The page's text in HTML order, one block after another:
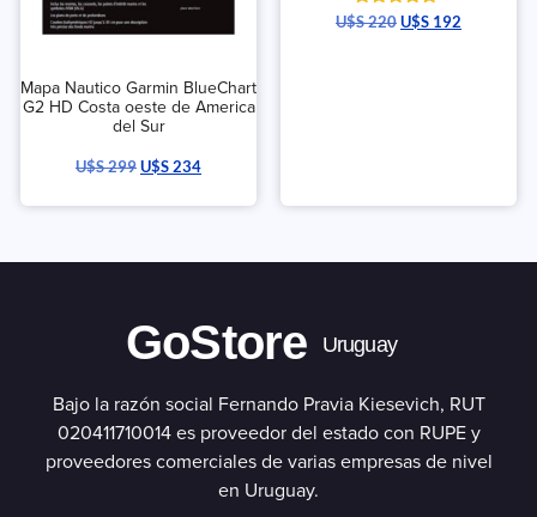
Mapa Nautico Garmin BlueChart
G2 HD Costa oeste de America
del Sur
U$S299U$S234
Valorado
con
U$S220U$S 192
GoStore Uruguay
Bajo la razón social Fernando Pravia Kiesevich, RUT
020411710014 es proveedor del estado con RUPE y
proveedores comerciales de varias empresas de nivel
en Uruguay.